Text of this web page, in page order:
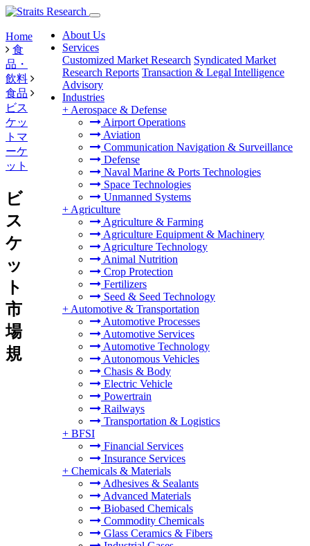
About Us
Services
Customized Market Research Syndicated Market
Research Reports Transaction & Legal Intelligence
Advisory
Industries
+ Aerospace & Defense
Airport Operations
Aviation
Communication Navigation & Surveillance
Defense
Naval Marine & Ports Technologies
Space Technologies
Unmanned Systems
+ Agriculture
Agriculture & Farming
Agriculture Equipment & Machinery
Agriculture Technology
Animal Nutrition
Crop Protection
Fertilizers
Seed & Seed Technology
+ Automotive & Transportation
Automotive Processes
Automotive Services
Automotive Technology
Autonomous Vehicles
Chasis & Body
Electric Vehicle
Powertrain
Railways
Transportation & Logistics
+ BFSI
Financial Services
Insurance Services
+ Chemicals & Materials
Adhesives & Sealants
Advanced Materials
Biobased Chemicals
Commodity Chemicals
Glass Ceramics & Fibers
Home
食
品・
飲料
食品
ビス
ケッ
トマ
ーケ
ット
ビ
ス
ケ
ッ
ト
市
場
規